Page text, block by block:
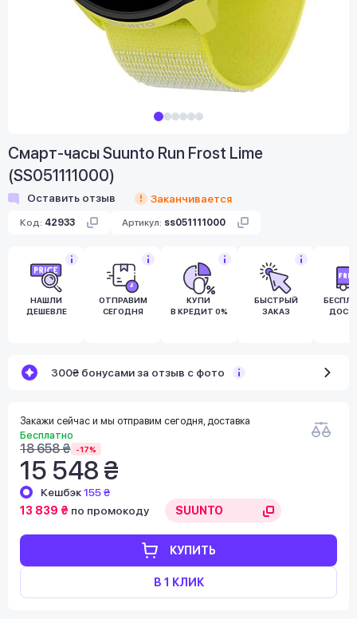
Смарт-часы Suunto Run Frost Lime
(SS051111000)
Оставить отзыв Заканчивается
Код: 42933 Артикул: ss051111000
НАШЛИ
ДЕШЕВЛЕ
ОТПРАВИМ
СЕГОДНЯ
КУПИ
В КРЕДИТ 0%
БЫСТРЫЙ
ЗАКАЗ
300₴ бонусами за отзыв с фото
Закажи сейчас и мы отправим сегодня, доставка
Бесплатно
18 658 ₴ -17%
15 548 ₴
КУПИТЬ
В 1 КЛИК
Кешбэк155 ₴
13 839 ₴ по промокоду